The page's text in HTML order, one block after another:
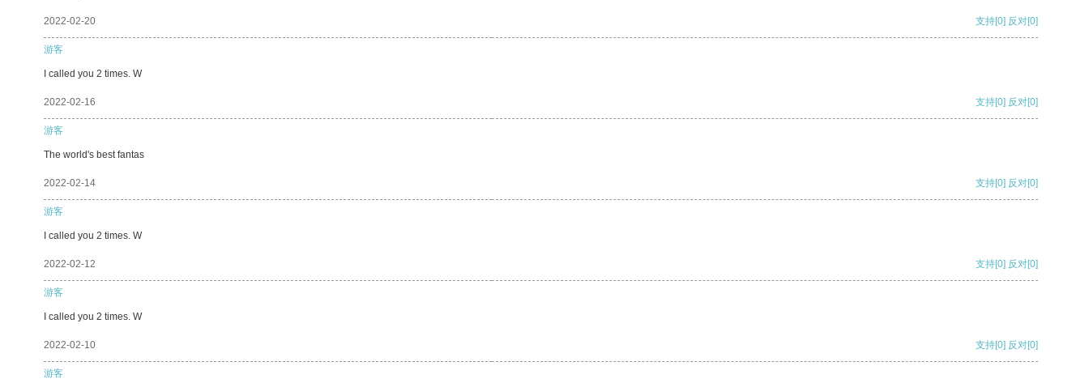
2022-02-20 支持[0] 反对[0]
游客
I called you 2 times. W
2022-02-16 支持[0] 反对[0]
游客
The world's best fantas
2022-02-14 支持[0] 反对[0]
游客
I called you 2 times. W
2022-02-12 支持[0] 反对[0]
游客
I called you 2 times. W
2022-02-10 支持[0] 反对[0]
游客